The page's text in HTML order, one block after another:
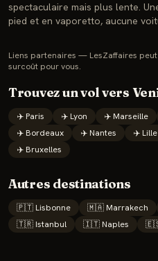
spectaculaire mais plus lente.
pied et en vaporetto, aucune
Liens partenaires — LesZaffaires
surcoût pour vous.
Trouvez un vol vers
✈️ Paris ✈️ Lyon ✈️ Marseille
✈️ Bordeaux ✈️ Nantes ✈️ Lille
✈️ Bruxelles
Autres destinations
🇵🇹 Lisbonne 🇲🇦 Marrakech
🇹🇷 Istanbul 🇮🇹 Naples